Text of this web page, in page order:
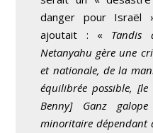
danger pour Israël
ajoutait : « Tandis
Netanyahu gère une
et nationale, de la
équilibrée possible,
Benny] Ganz
minoritaire dépendant